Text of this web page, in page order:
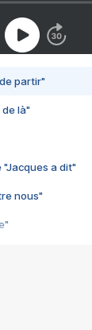
partir"
de là"
"Jacques a dit"
nous"